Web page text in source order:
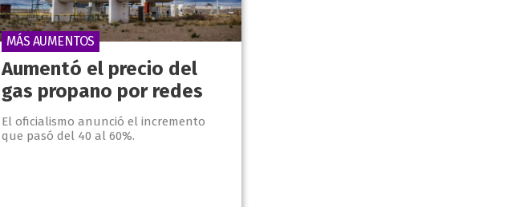
Aumentó el precio del
gas propano por redes
El oficialismo anunció el incremento
que pasó del 40 al 60%.
MÁS AUMENTOS